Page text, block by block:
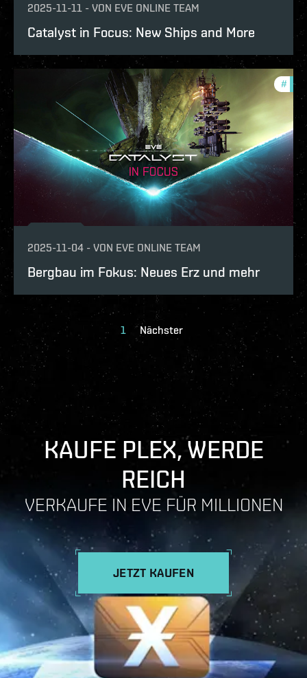
2025-11-11 - VON EVE ONLINE TEAM
Catalyst in Focus: New Ships and More
#
2025-11-04 - VON EVE ONLINE TEAM
Bergbau im Fokus: Neues Erz und mehr
1 Nächster
KAUFE PLEX, WERDE
REICH
VERKAUFE IN EVE FÜR MILLIONEN
JETZT KAUFEN